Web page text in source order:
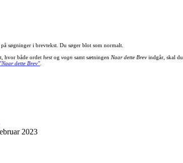
søgninger i brevtekst. Du søger blot som normalt.
hvor både ordet hestog vogn samt sætningen Naar dette Brevindgår, skal du
dette Brev".
2023